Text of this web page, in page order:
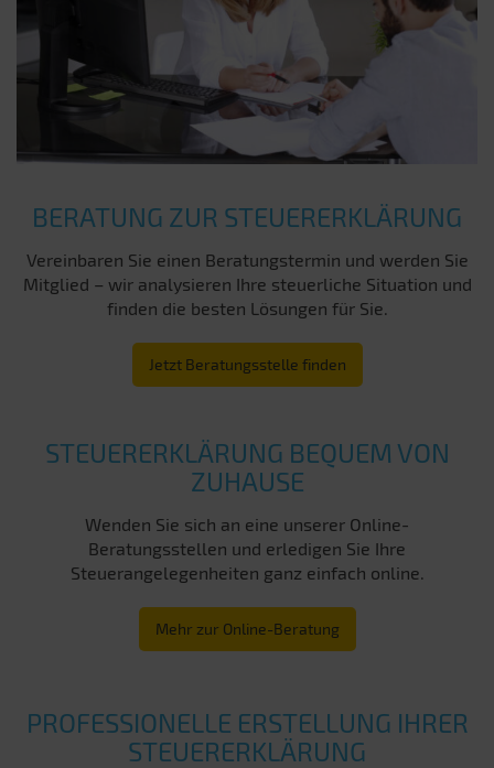
BERATUNG ZUR STEUERERKLÄRUNG
Vereinbaren Sie einen Beratungstermin und werden Sie
Mitglied – wir analysieren Ihre steuerliche Situation und
finden die besten Lösungen für Sie.
Jetzt Beratungsstelle finden
STEUERERKLÄRUNG BEQUEM VON
ZUHAUSE
Wenden Sie sich an eine unserer Online-
Beratungsstellen und erledigen Sie Ihre
Steuerangelegenheiten ganz einfach online.
Mehr zur Online-Beratung
PROFESSIONELLE ERSTELLUNG IHRER
STEUERERKLÄRUNG